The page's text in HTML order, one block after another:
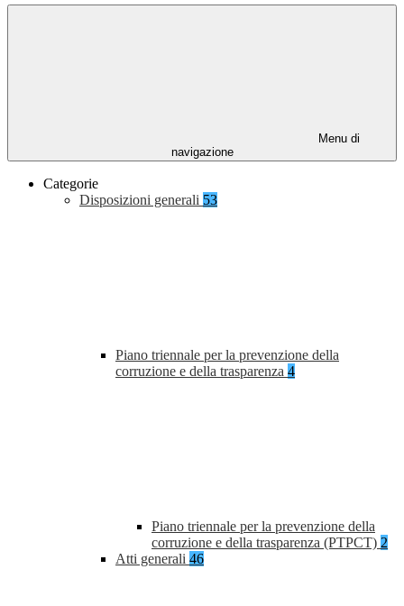
Menu di
navigazione
Categorie
Disposizioni generali 53
Piano triennale per la prevenzione della
corruzione e della trasparenza 4
Piano triennale per la prevenzione della
corruzione e della trasparenza (PTPCT) 2
Atti generali 46